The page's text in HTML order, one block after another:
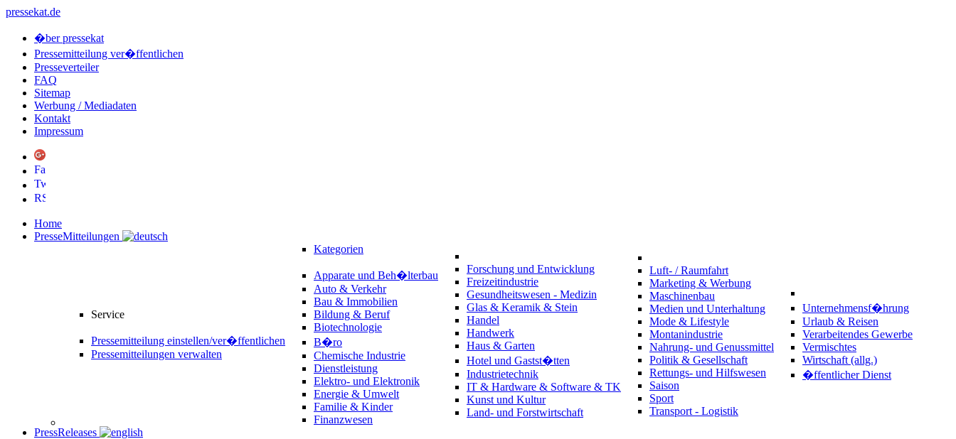
pressekat.de
�ber pressekat
Pressemitteilung ver�ffentlichen
Presseverteiler
FAQ
Sitemap
Werbung / Mediadaten
Kontakt
Impressum
Home
PresseMitteilungen
Service
Pressemitteilung einstellen/ver�ffentlichen
Pressemitteilungen verwalten
Kategorien
Apparate und Beh�lterbau
Auto & Verkehr
Bau & Immobilien
Bildung & Beruf
Biotechnologie
B�ro
Chemische Industrie
Dienstleistung
Elektro- und Elektronik
Energie & Umwelt
Familie & Kinder
Finanzwesen
Forschung und Entwicklung
Freizeitindustrie
Gesundheitswesen - Medizin
Glas & Keramik & Stein
Handel
Handwerk
Haus & Garten
Hotel und Gastst�tten
Industrietechnik
IT & Hardware & Software & TK
Kunst und Kultur
Land- und Forstwirtschaft
Luft- / Raumfahrt
Marketing & Werbung
Maschinenbau
Medien und Unterhaltung
Mode & Lifestyle
Montanindustrie
Nahrung- und Genussmittel
Politik & Gesellschaft
Rettungs- und Hilfswesen
Saison
Sport
Transport - Logistik
Unternehmensf�hrung
Urlaub & Reisen
Verarbeitendes Gewerbe
Vermischtes
Wirtschaft (allg.)
�ffentlicher Dienst
PressReleases